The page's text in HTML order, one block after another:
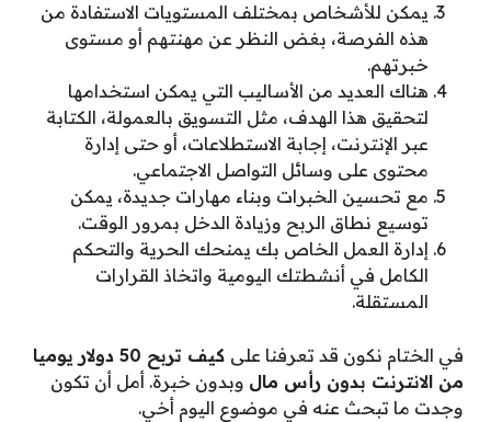
يمكن للأشخاص بمختلف المستويات الاستفادة من
هذه الفرصة، بغض النظر عن مهنتهم أو مستوى
خبرتهم.
هناك العديد من الأساليب التي يمكن استخدامها
لتحقيق هذا الهدف، مثل التسويق بالعمولة، الكتابة
عبر الإنترنت، إجابة الاستطلاعات، أو حتى إدارة
محتوى على وسائل التواصل الاجتماعي.
مع تحسين الخبرات وبناء مهارات جديدة، يمكن
توسيع نطاق الربح وزيادة الدخل بمرور الوقت.
إدارة العمل الخاص بك يمنحك الحرية والتحكم
الكامل في أنشطتك اليومية واتخاذ القرارات
المستقلة.
في الختام نكون قد تعرفنا على
كيف تربح 50 دولار يوميا
من الانترنت بدون رأس مال وبدون خبرة. أمل أن تكون
وجدت ما تبحث عنه في موضوع اليوم أخي.